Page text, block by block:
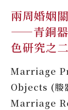
兩周婚姻
——青銅器
色研究之二
Marriage
Objects (媵
Marriage